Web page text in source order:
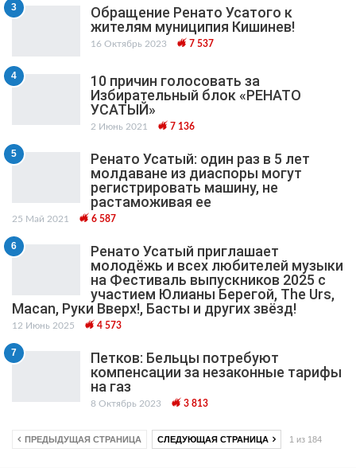
3
Обращение Ренато Усатого к
жителям муниципия Кишинев!
16 Октябрь 2023 7 537
4
10 причин голосовать за
Избирательный блок «РЕНАТО
УСАТЫЙ»
2 Июнь 2021 7 136
5
Ренато Усатый: один раз в 5 лет
молдаване из диаспоры могут
регистрировать машину, не
растаможивая ее
25 Май 2021 6 587
6
Ренато Усатый приглашает
молодёжь и всех любителей музыки
на Фестиваль выпускников 2025 с
участием Юлианы Берегой, The Urs,
Macan, Руки Вверх!, Басты и других звёзд!
12 Июнь 2025 4 573
7
Петков: Бельцы потребуют
компенсации за незаконные тарифы
на газ
8 Октябрь 2023 3 813
ПРЕДЫДУЩАЯ СТРАНИЦА СЛЕДУЮЩАЯ СТРАНИЦА 1 из 184